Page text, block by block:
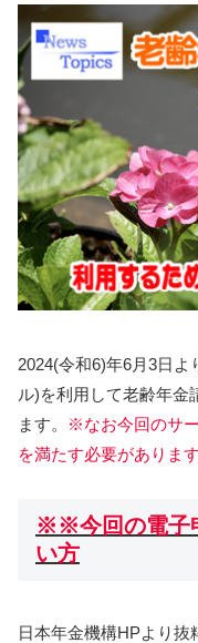
2024(令和6)年6月3日
ル)を利用して老齢年金
ます。
※なお今回のサ
を満たす必要があります
※※今回の電子
い方
日本年金機構HPより抜